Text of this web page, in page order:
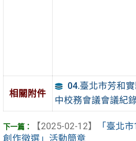
相關附件
04.臺北市芳和
中校務會議會議紀
【2025-02-12】
「臺北
創作徵選」活動簡章